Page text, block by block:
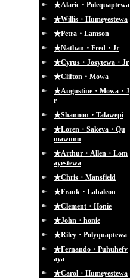
★Alaric・Polequaptewa
★Willis・Humeyestewa
★Petra・Lamson
★Nathan・Fred・Jr
★Cyrus・Josytewa・Jr
★Clifton・Mowa
★Augustine・Mowa・J
r
★Shannon・Talawepi
★Loren・Sakeva・Qu
mawunu
★Arthur・Allen・Lom
ayestewa
★Chris・Mansfield
★Frank・Lahaleon
★Clement・Honie
★John・honie
★Riley・Polyquaptewa
★Fernando・Puhuhefv
aya
★Carol・Humeyestewa